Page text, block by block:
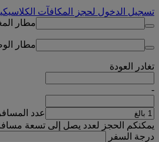
تسجيل الدخول لحجز المكافآت
مطار
مطار
تغادر العودة
-
عدد
يمكنكم الحجز لعدد يصل إلى تسعة
درجة السفر